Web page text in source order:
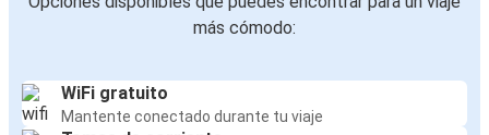
más cómodo:
WiFi gratuito
Mantente conectado durante tu viaje